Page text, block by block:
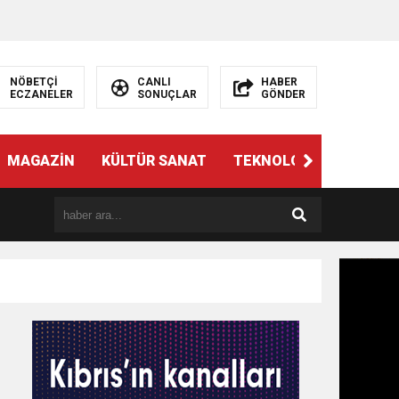
NÖBETÇİ
ECZANELER
CANLI
SONUÇLAR
HABER
GÖNDER
MAGAZİN KÜLTÜR SANAT TEKNOLOJİ